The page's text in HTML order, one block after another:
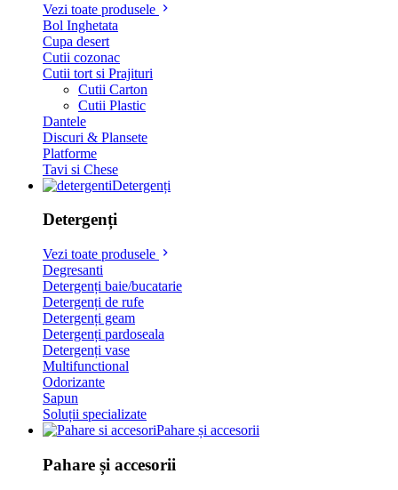
Vezi toate produsele
Bol Inghetata
Cupa desert
Cutii cozonac
Cutii tort si Prajituri
Cutii Carton
Cutii Plastic
Dantele
Discuri & Plansete
Platforme
Tavi si Chese
Detergenți
Detergenți
Vezi toate produsele
Degresanti
Detergenți baie/bucatarie
Detergenți de rufe
Detergenți geam
Detergenți pardoseala
Detergenți vase
Multifunctional
Odorizante
Sapun
Soluții specializate
Pahare și accesorii
Pahare și accesorii